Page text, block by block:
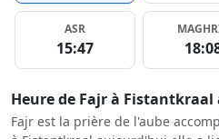
ASR
15:47
Heure de Fajr à
Fajr est la prière de l'aube